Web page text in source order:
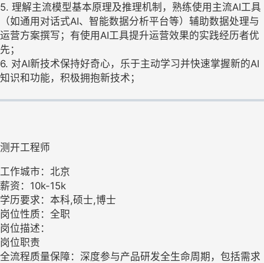
5. 理解主流模型基本原理及推理机制，熟练使用主流AI工具
（如通用对话式AI、智能数据分析平台等）辅助数据处理与
运营方案撰写；有使用AI工具提升运营效果的实践经历者优
先；
6. 对AI新技术保持好奇心，乐于主动学习并快速掌握新的AI
知识和功能，积极拥抱新技术；
测开工程师
工作城市：北京
薪资：10k-15k
学历要求：本科,硕士,博士
岗位性质：全职
岗位描述：
岗位职责
全流程质量保障：深度参与产品研发全生命周期，包括需求